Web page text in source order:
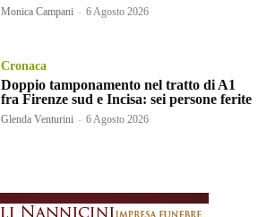
Monica Campani - 6 Agosto 2026
Cronaca
Doppio tamponamento nel tratto di A1
fra Firenze sud e Incisa: sei persone ferite
Glenda Venturini - 6 Agosto 2026